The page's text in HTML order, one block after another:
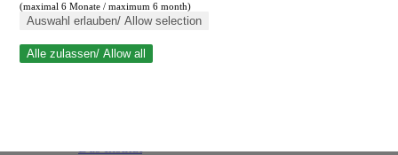
Suche schließen
(maximal 6 Monate / maximum 6 month)
Auswahl erlauben/ Allow selection
Alle zulassen/ Allow all